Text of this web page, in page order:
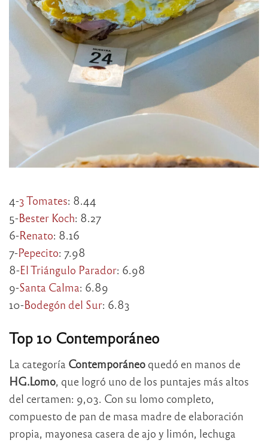
4-3 Tomates: 8.44
5-Bester Koch: 8.27
6-Renato: 8.16
7-Pepecito: 7.98
8-El Triángulo Parador: 6.98
9-Santa Calma: 6.89
10-Bodegón del Sur: 6.83
Top 10 Contemporáneo
La categoría Contemporáneo quedó en manos de
HG.Lomo, que logró uno de los puntajes más altos
del certamen: 9,03. Con su lomo completo,
compuesto de pan de masa madre de elaboración
propia, mayonesa casera de ajo y limón, lechuga